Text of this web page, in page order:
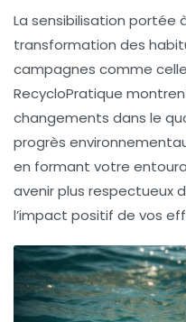
La sensibilisation portée
transformation des
campagnes comme
RecycloPratique
changements dans le
progrès
en formant votre
avenir plus respectueux
l’impact positif de vos